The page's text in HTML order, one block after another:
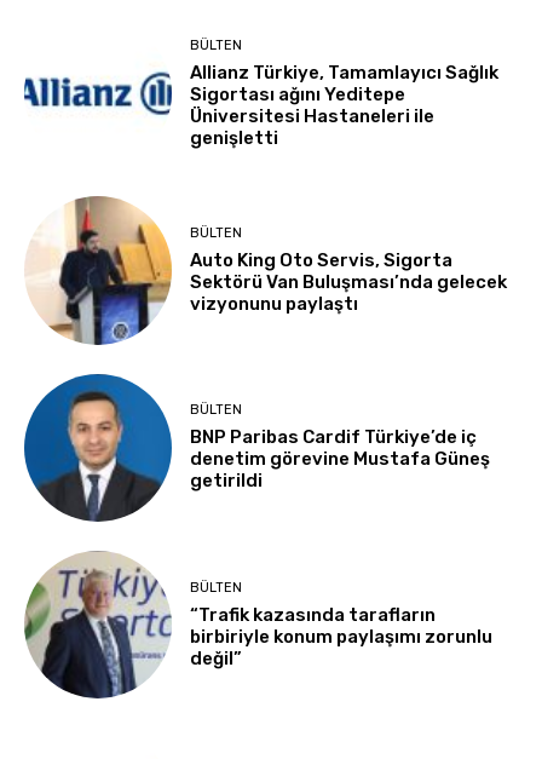
BÜLTEN
Allianz Türkiye, Tamamlayıcı Sağlık
Sigortası ağını Yeditepe
Üniversitesi Hastaneleri ile
genişletti
BÜLTEN
Auto King Oto Servis, Sigorta
Sektörü Van Buluşması’nda gelecek
vizyonunu paylaştı
BÜLTEN
BNP Paribas Cardif Türkiye’de iç
denetim görevine Mustafa Güneş
getirildi
BÜLTEN
“Trafik kazasında tarafların
birbiriyle konum paylaşımı zorunlu
değil”